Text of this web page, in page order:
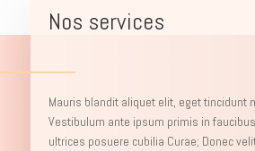
Nos services
Mauris blandit aliquet elit, eget tincidunt
Vestibulum ante ipsum primis in
ultrices posuere cubilia Curae; Donec